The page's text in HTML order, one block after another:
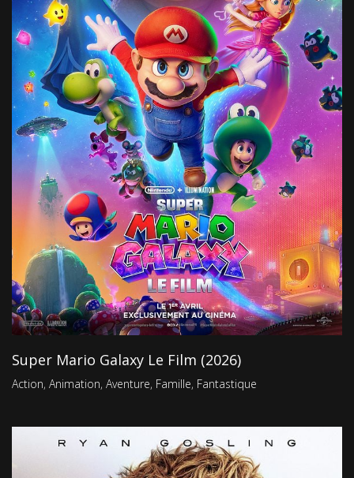
Super Mario Galaxy Le Film (2026)
Action, Animation, Aventure, Famille, Fantastique